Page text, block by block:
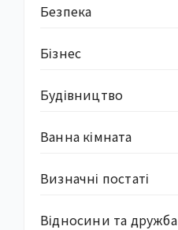
Безпека
Бізнес
Будівництво
Ванна кімната
Визначні постаті
Відносини та дружба